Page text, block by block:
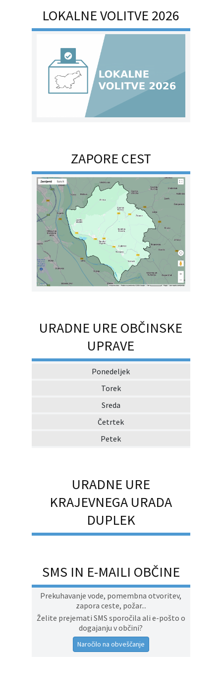
LOKALNE VOLITVE 2026
ZAPORE CEST
URADNE URE OBČINSKE
UPRAVE
Ponedeljek
Torek
Sreda
Četrtek
Petek
URADNE URE
KRAJEVNEGA URADA
DUPLEK
SMS IN E-MAILI OBČINE
Prekuhavanje vode, pomembna otvoritev,
zapora ceste, požar...
Želite prejemati SMS sporočila ali e-pošto o
dogajanju v občini?
Naročilo na obveščanje